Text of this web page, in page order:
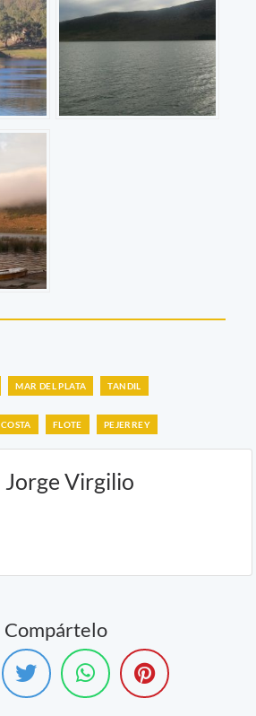
MAR DEL PLATA TANDIL
COSTA FLOTE PEJERREY
Jorge Virgilio
Compártelo